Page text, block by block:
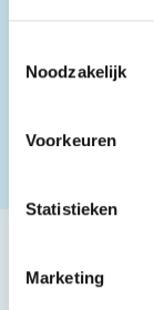
Noodzakelijk
Voorkeuren
Statistieken
Marketing
+31 (0)
Blijf op de